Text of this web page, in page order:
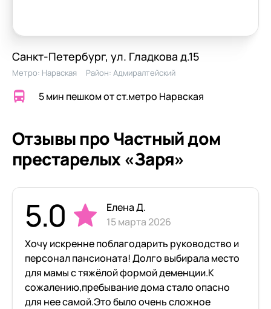
Санкт-Петербург, ул. Гладкова д.15
Метро: Нарвская Район: Адмиралтейский
5 мин пешком от ст.метро Нарвская
Отзывы про Частный дом
престарелых «Заря»
5.0
Елена Д.
15 марта 2026
Хочу искренне поблагодарить руководство и
персонал пансионата! Долго выбирала место
для мамы с тяжёлой формой деменции.К
сожалению,пребывание дома стало опасно
для нее самой.Это было очень сложное